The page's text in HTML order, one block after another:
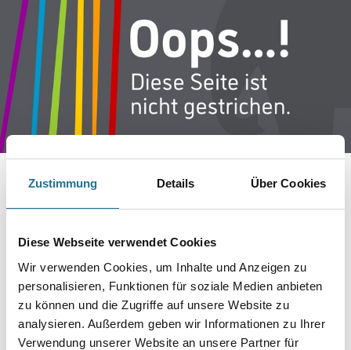
Zustimmung Details Über Cookies
Diese Webseite verwendet Cookies
Wir verwenden Cookies, um Inhalte und Anzeigen zu
personalisieren, Funktionen für soziale Medien anbieten
zu können und die Zugriffe auf unsere Website zu
analysieren. Außerdem geben wir Informationen zu Ihrer
Verwendung unserer Website an unsere Partner für
EIN KLEINER ZWISCHENFALL
IST AUFGETRETEN
Keine Sorge, wir pinseln schon an der Lösung und
werden das Problem so schnell wie möglich beheben.
Erkunden Sie in der Zwischenzeit unseren Online-Shop
und lassen Sie sich inspirieren.